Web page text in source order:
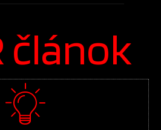
článok